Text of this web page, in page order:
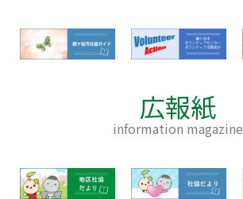
広報紙
information magazine